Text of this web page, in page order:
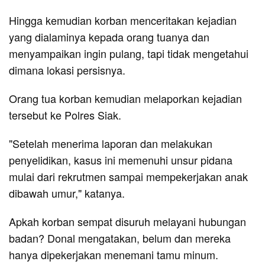
Hingga kemudian korban menceritakan kejadian
yang dialaminya kepada orang tuanya dan
menyampaikan ingin pulang, tapi tidak mengetahui
dimana lokasi persisnya.
Orang tua korban kemudian melaporkan kejadian
tersebut ke Polres Siak.
"Setelah menerima laporan dan melakukan
penyelidikan, kasus ini memenuhi unsur pidana
mulai dari rekrutmen sampai mempekerjakan anak
dibawah umur," katanya.
Apkah korban sempat disuruh melayani hubungan
badan? Donal mengatakan, belum dan mereka
hanya dipekerjakan menemani tamu minum.